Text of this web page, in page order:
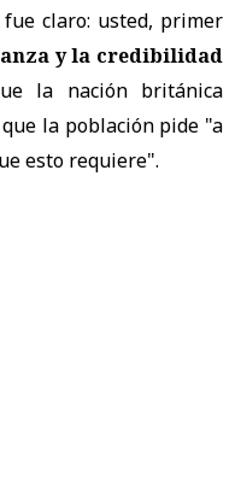
claro: usted, primer
y la credibilidad
la nación británica
la población pide "a
esto requiere".